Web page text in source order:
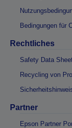
Bedingungen für
Rechtliches
Safety Data
Recycling von
Partner
Epson Partner